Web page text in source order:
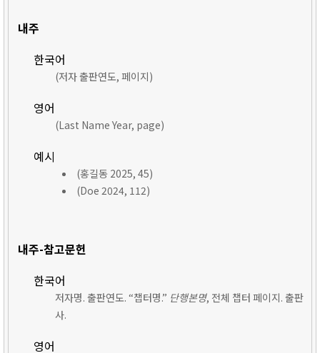
내주
한국어
(저자 출판연도, 페이지)
영어
(Last Name Year, page)
예시
(홍길동 2025, 45)
(Doe 2024, 112)
내주-참고문헌
한국어
저자명. 출판연도. “챕터명.” 단행본명, 전체 챕터 페이지. 출판
사.
영어